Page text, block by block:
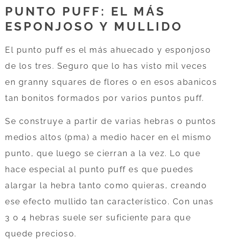
PUNTO PUFF: EL MÁS
ESPONJOSO Y MULLIDO
El punto puff es el más ahuecado y esponjoso
de los tres. Seguro que lo has visto mil veces
en granny squares de flores o en esos abanicos
tan bonitos formados por varios puntos puff.
Se construye a partir de varias hebras o puntos
medios altos (pma) a medio hacer en el mismo
punto, que luego se cierran a la vez. Lo que
hace especial al punto puff es que puedes
alargar la hebra tanto como quieras, creando
ese efecto mullido tan característico. Con unas
3 o 4 hebras suele ser suficiente para que
quede precioso.